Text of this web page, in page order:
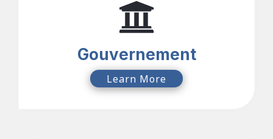
Gouvernement
Learn More